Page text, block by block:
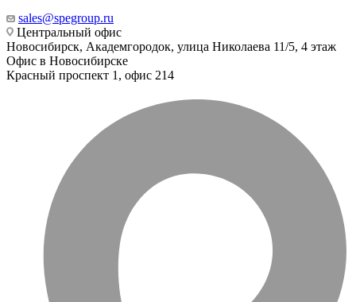
sales@spegroup.ru
Центральный офис
Новосибирск, Академгородок, улица Николаева 11/5, 4 этаж
Офис в Новосибирске
Красный проспект 1, офис 214